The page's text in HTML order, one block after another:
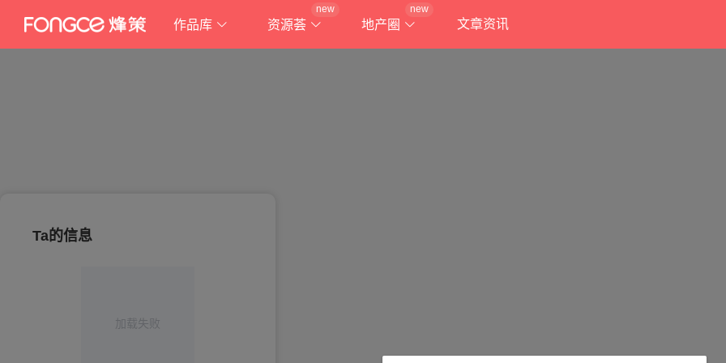
作品库 资源荟
new
地产圈
new
文章资讯
Ta的信息
加载失败